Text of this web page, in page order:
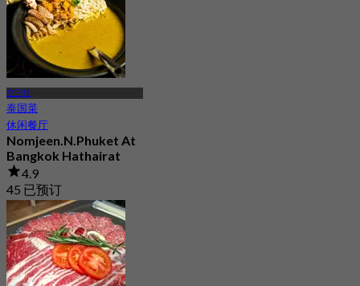
空三哇
泰国菜
休闲餐厅
Nomjeen.N.Phuket At
Bangkok Hathairat
4.9
45 已预订
起฿ 306.66